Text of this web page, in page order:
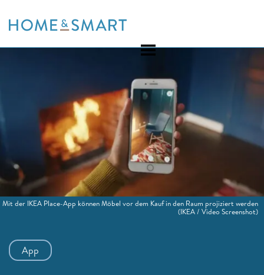
to
App
Mit der IKEA Place-App können Möbel vor dem Kauf in den Raum projiziert werden
(IKEA / Video Screenshot)